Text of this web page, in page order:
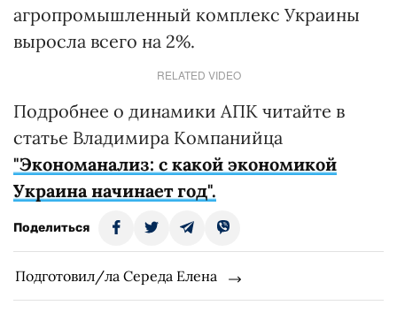
агропромышленный комплекс Украины
выросла всего на 2%.
RELATED VIDEO
Подробнее о динамики АПК читайте в
статье Владимира Компанийца
"Экономанализ: с какой экономикой
Украина начинает год".
Поделиться
Подготовил/ла Середа Елена